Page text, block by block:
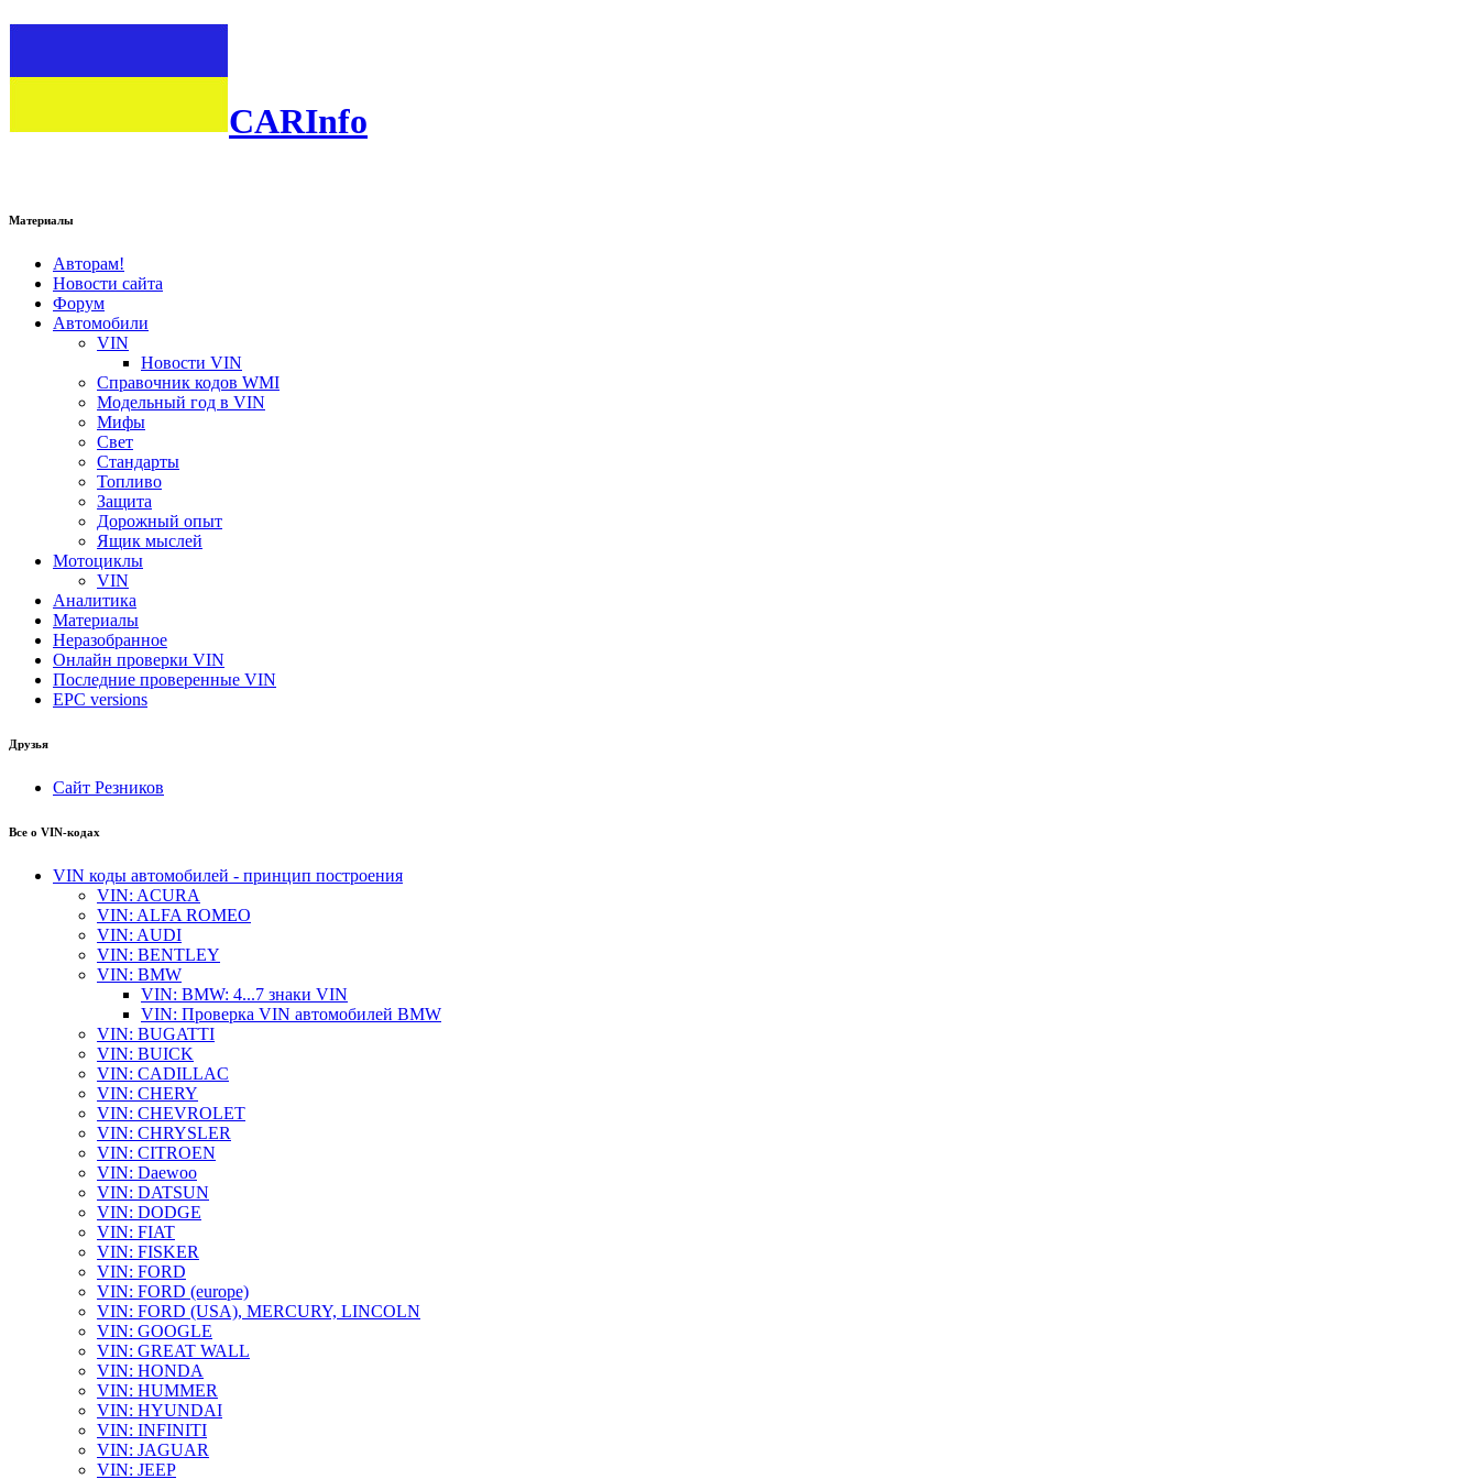
CARInfo
Материалы
Авторам!
Новости сайта
Форум
Автомобили
VIN
Новости VIN
Справочник кодов WMI
Модельный год в VIN
Мифы
Свет
Стандарты
Топливо
Защита
Дорожный опыт
Ящик мыслей
Мотоциклы
VIN
Аналитика
Материалы
Неразобранное
Онлайн проверки VIN
Последние проверенные VIN
EPC versions
Друзья
Сайт Резников
Все о VIN-кодах
VIN коды автомобилей - принцип построения
VIN: ACURA
VIN: ALFA ROMEO
VIN: AUDI
VIN: BENTLEY
VIN: BMW
VIN: BMW: 4...7 знаки VIN
VIN: Проверка VIN автомобилей BMW
VIN: BUGATTI
VIN: BUICK
VIN: CADILLAC
VIN: CHERY
VIN: CHEVROLET
VIN: CHRYSLER
VIN: CITROEN
VIN: Daewoo
VIN: DATSUN
VIN: DODGE
VIN: FIAT
VIN: FISKER
VIN: FORD
VIN: FORD (europe)
VIN: FORD (USA), MERCURY, LINCOLN
VIN: GOOGLE
VIN: GREAT WALL
VIN: HONDA
VIN: HUMMER
VIN: HYUNDAI
VIN: INFINITI
VIN: JAGUAR
VIN: JEEP